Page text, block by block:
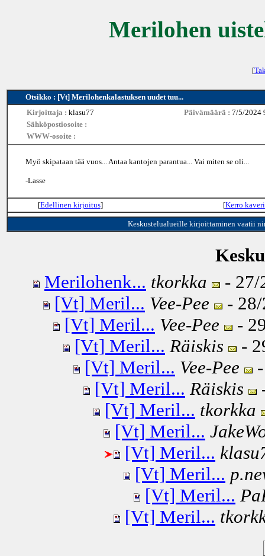
Merilohen
[
Otsikko : [Vt] Merilohenkalastuksen uudet tuu...
Kirjoittaja : klasu77 Päivämäärä : 7/5/2024
Sähköpostiosoite :
WWW-osoite :
Myö skipataan tää vuos... Antaa kantojen parantua... Vai miten se oli...
-Lasse
[Edellinen kirjoitus] [Kerro
Keskustelualueille kirjoittaminen vaatii
Merilohenk... tkorkka
- 27/
[Vt] Meril... Vee-Pee
-
[Vt] Meril... Vee-Pee
-
[Vt] Meril... Räiskis
-
[Vt] Meril... Vee-Pee
[Vt] Meril... Räiskis
[Vt] Meril... tkorkka
[Vt] Meril...
[Vt] Meril...
[Vt] Meril...
[Vt] Meril...
[Vt] Meril...